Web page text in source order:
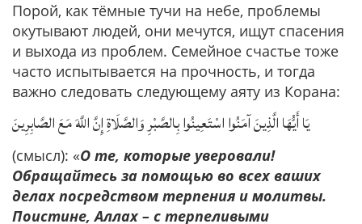
Порой, как тёмные тучи на небе, проблемы
окутывают людей, они мечутся, ищут спасения
и выхода из проблем. Семейное счастье тоже
часто испытывается на прочность, и тогда
важно следовать следующему аяту из Корана:
يَا أَيُّهَا الَّذِينَ آمَنُوا اسْتَعِينُوا بِالصَّبْرِ وَالصَّلَاةِ إِنَّ اللَّهَ مَعَ الصَّابِرِينَ
(смысл): «О те, которые уверовали!
Обращайтесь за помощью во всех ваших
делах посредством терпения и молитвы.
Поистине, Аллах – с терпеливыми